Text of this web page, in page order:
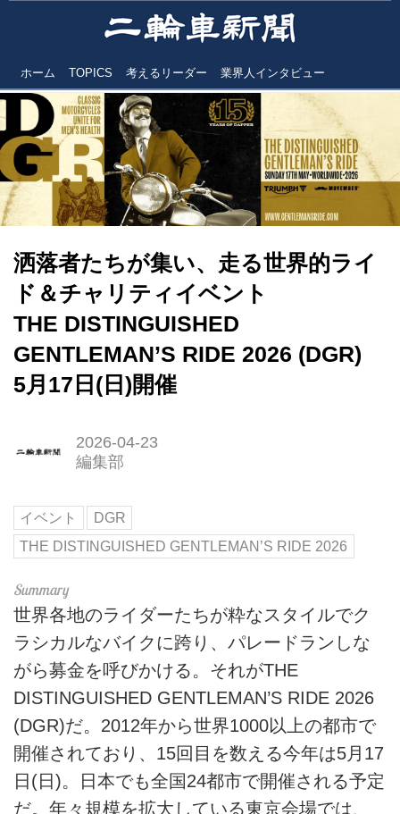
ホーム TOPICS 考えるリーダー 業界人インタビュー
洒落者たちが集い、走る世界的ライ
ド＆チャリティイベント
THE DISTINGUISHED
GENTLEMAN’S RIDE 2026 (DGR)
5月17日(日)開催
2026-04-23
編集部
イベント
DGR
THE DISTINGUISHED GENTLEMAN’S RIDE 2026
世界各地のライダーたちが粋なスタイルでク
ラシカルなバイクに跨り、パレードランしな
がら募金を呼びかける。それがTHE
DISTINGUISHED GENTLEMAN’S RIDE 2026
(DGR)だ。2012年から世界1000以上の都市で
開催されており、15回目を数える今年は5月17
日(日)。日本でも全国24都市で開催される予定
だ。年々規模を拡大している東京会場では、